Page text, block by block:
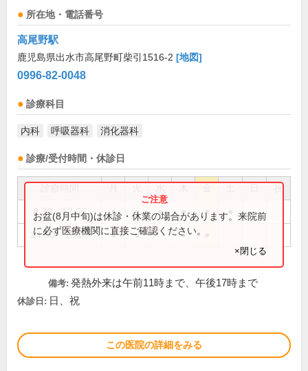
所在地・電話番号
高尾野駅
鹿児島県出水市高尾野町柴引1516-2 [地図]
0996-82-0048
診療科目
内科 呼吸器科 消化器科
診療/受付時間・休診日
祝
8:30～12:00 ● ● ● ● ●
14:00～18:00 ● ● ●
お盆(8月中旬)は休診・休業の場合があります。来院前
に必ず医療機関に直接ご確認ください。
×閉じる
備考: 発熱外来は午前11時まで、午後17時まで
休診日: 日、祝
この医院の詳細をみる